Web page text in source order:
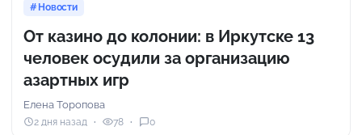
Новости
От казино до колонии: в Иркутске 13
человек осудили за организацию
азартных игр
Елена Торопова
2 дня назад 78 0